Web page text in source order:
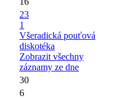
23
1
Všeradická pouťová
diskotéka
Zobrazit všechny
záznamy ze dne
30
6